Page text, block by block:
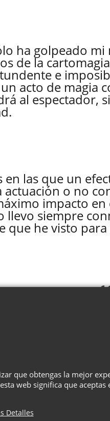
ha golpeado
de la
e
acto de magia
al espectador,
en las que un
actuación o no
impacto
llevo siempre
que he visto para
Privacidad Cesta
que obtengas la mejor
web significa que aceptas
Detalles